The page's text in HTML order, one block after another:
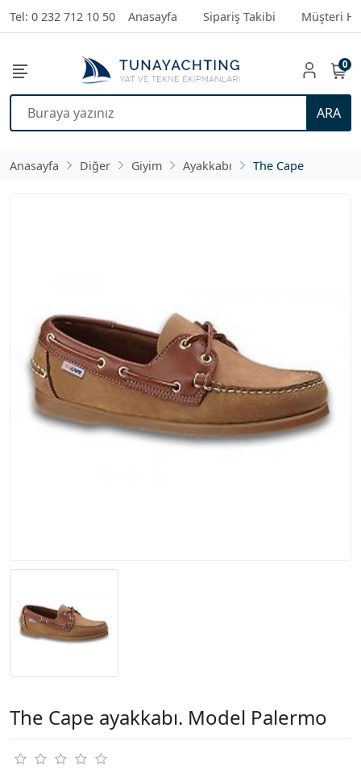
Tel: 0 232 712 10 50 Anasayfa Sipariş Takibi Müşteri
ARA
0
Anasayfa Diğer Giyim Ayakkabı The Cape
The Cape ayakkabı. Model Palermo